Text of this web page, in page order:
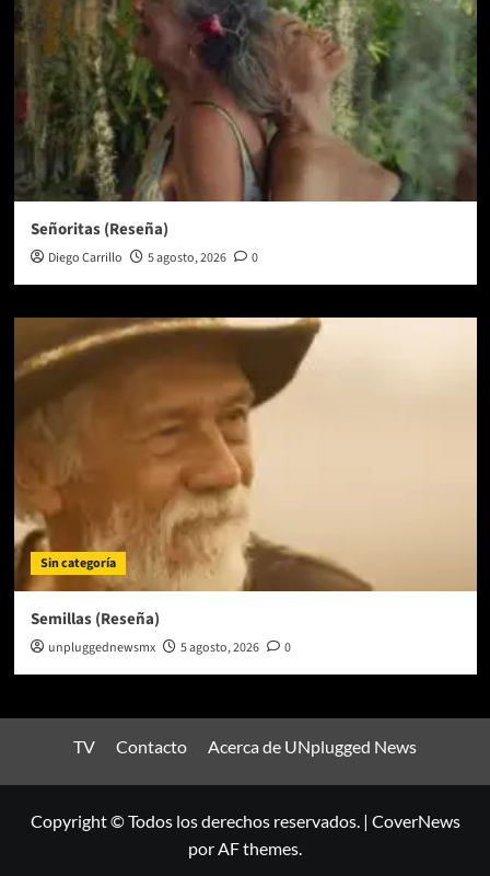
Señoritas (Reseña)
Diego Carrillo 5 agosto, 2026 0
Sin categoría
Semillas (Reseña)
unpluggednewsmx 5 agosto, 2026 0
TV Contacto Acerca de UNplugged News
Copyright © Todos los derechos reservados. | CoverNews
por AF themes.